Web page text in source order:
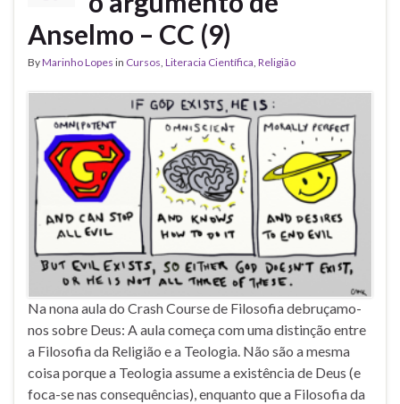
Anselmo – CC (9)
ByMarinho Lopes in Cursos, Literacia Científica, Religião
Na nona aula do Crash Course de Filosofia debruçamo-
nos sobre Deus: A aula começa com uma distinção entre
a Filosofia da Religião e a Teologia. Não são a mesma
coisa porque a Teologia assume a existência de Deus (e
foca-se nas consequências), enquanto que a Filosofia da